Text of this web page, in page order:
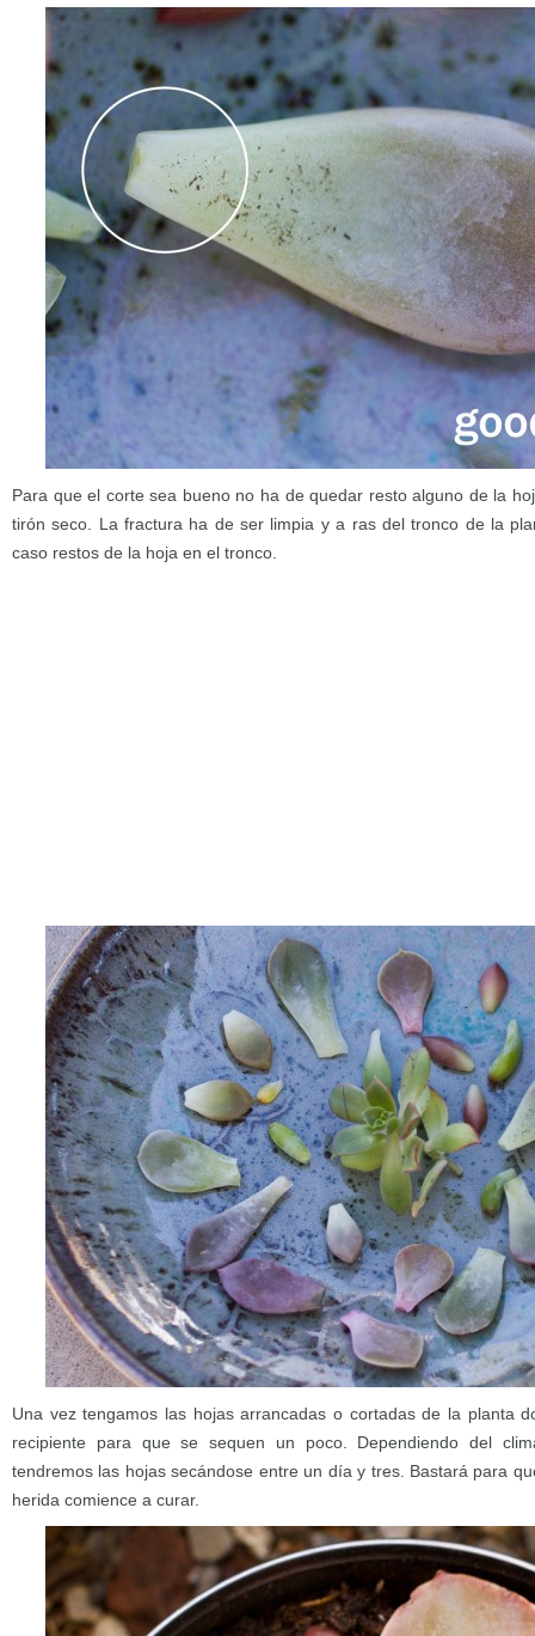
Para que el corte sea bueno no ha de quedar resto alguno de la
tirón seco. La fractura ha de ser limpia y a ras del tronco de la
caso restos de la hoja en el tronco.
Una vez tengamos las hojas arrancadas o cortadas de la planta
recipiente para que se sequen un poco. Dependiendo del
tendremos las hojas secándose entre un día y tres. Bastará para
herida comience a curar.